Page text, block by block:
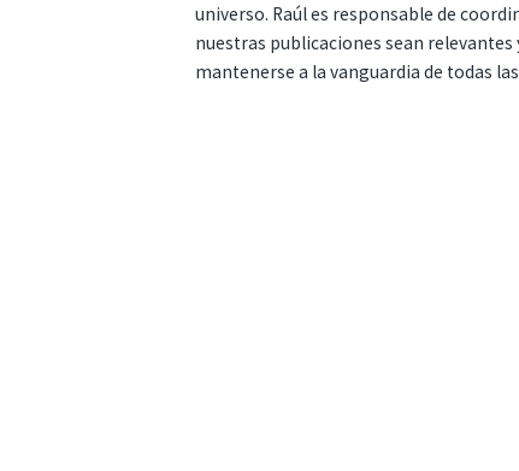
universo. Raúl es responsable de
nuestras publicaciones sean
mantenerse a la vanguardia de todas